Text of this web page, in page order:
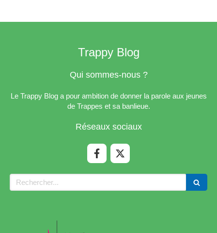
Trappy Blog
Qui sommes-nous ?
Le Trappy Blog a pour ambition de donner la parole aux jeunes
de Trappes et sa banlieue.
Réseaux sociaux
Rechercher